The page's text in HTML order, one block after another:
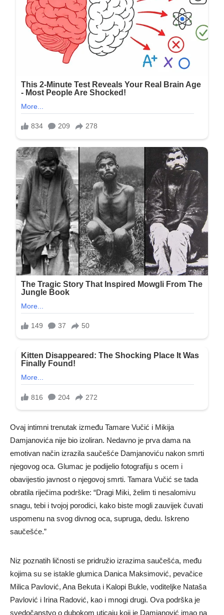
Ovaj intimni trenutak između Tamare Vučić i Mikija
Damjanovića nije bio izoliran. Nedavno je prva dama na
emotivan način izrazila saučešće Damjanoviću nakon smrti
njegovog oca. Glumac je podijelio fotografiju s ocem i
obavijestio javnost o njegovoj smrti. Tamara Vučić se tada
obratila riječima podrške: “Dragi Miki, želim ti nesalomivu
snagu, tebi i tvojoj porodici, kako biste mogli zauvijek čuvati
uspomenu na svog divnog oca, supruga, dedu. Iskreno
saučešće.”
Niz poznatih ličnosti se pridružio izrazima saučešća, među
kojima su se istakle glumica Danica Maksimović, pevačice
Milica Pavlović, Ana Bekuta i Kalopi Bukle, voditeljke Nataša
Pavlović i Irina Radović, kao i mnogi drugi. Ova podrška je
svedočanstvo o dubokom uticaju koji je Damjanović imao na